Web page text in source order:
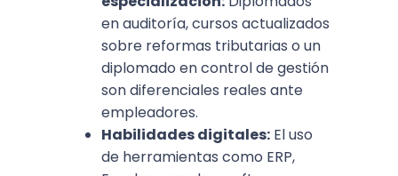
en auditoría, cursos actualizados
sobre reformas tributarias o un
diplomado en control de gestión
son diferenciales reales ante
empleadores.
Habilidades digitales: El uso
de herramientas como ERP,